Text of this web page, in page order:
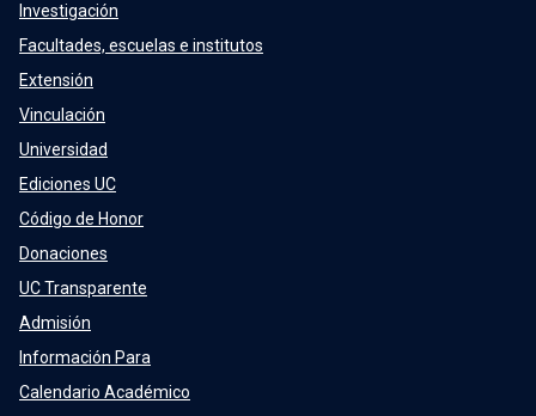
Investigación
Facultades, escuelas e institutos
Extensión
Vinculación
Universidad
Ediciones UC
Código de Honor
Donaciones
UC Transparente
Admisión
Información Para
Calendario Académico